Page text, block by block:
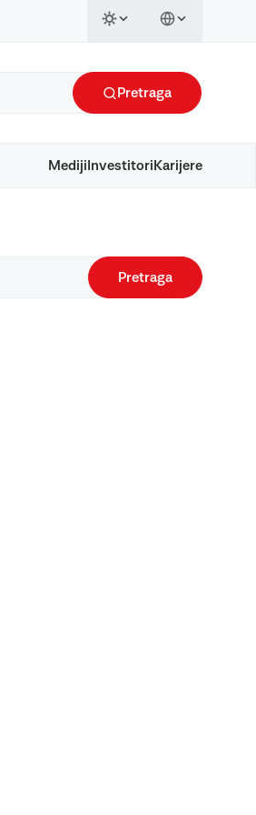
Pretraga
Mediji Investitori Karijere
Pretraga